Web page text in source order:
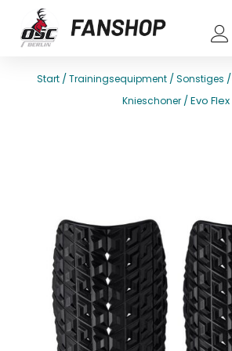
Start /Trainingsequipment /Sonstiges /
Knieschoner/ Evo Flex